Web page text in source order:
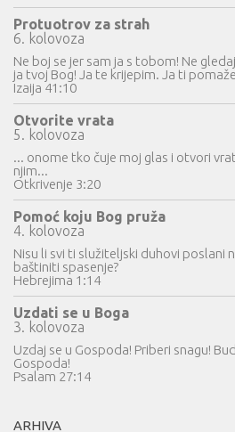
Protuotrov za strah
6. kolovoza
Ne boj se jer sam ja s tobom! Ne
ja tvoj Bog! Ja te krijepim. Ja ti
Izaija 41:10
Otvorite vrata
5. kolovoza
... onome tko čuje moj glas i otvori
njim...
Otkrivenje 3:20
Pomoć koju Bog pruža
4. kolovoza
Nisu li svi ti služiteljski duhovi poslani
baštiniti spasenje?
Hebrejima 1:14
Uzdati se u Boga
3. kolovoza
Uzdaj se u Gospoda! Priberi snagu!
Gospoda!
Psalam 27:14
ARHIVA